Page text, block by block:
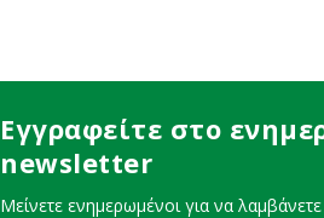
Εγγραφείτε στο
newsletter
Μείνετε ενημερωμένοι για να λαμβάνετε